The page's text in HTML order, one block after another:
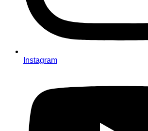
Instagram